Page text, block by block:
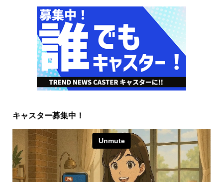
キャスター募集中！